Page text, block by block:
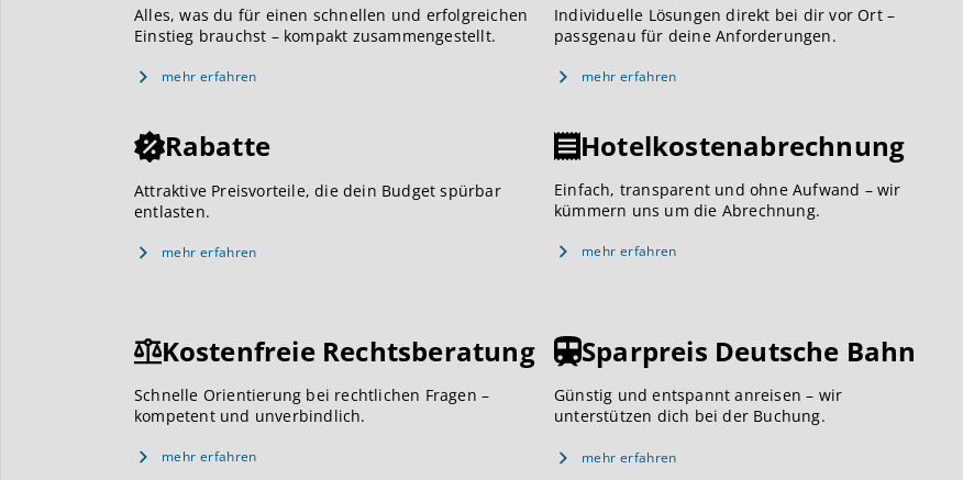
Alles, was du für einen schnellen und erfolgreichen
Einstieg brauchst – kompakt zusammengestellt.
mehr erfahren
Individuelle Lösungen direkt bei dir vor Ort –
passgenau für deine Anforderungen.
mehr erfahren
Rabatte
Attraktive Preisvorteile, die dein Budget spürbar
entlasten.
mehr erfahren
Hotelkostenabrechnung
Einfach, transparent und ohne Aufwand – wir
kümmern uns um die Abrechnung.
mehr erfahren
Kostenfreie Rechtsberatung
Schnelle Orientierung bei rechtlichen Fragen –
kompetent und unverbindlich.
mehr erfahren
Sparpreis Deutsche Bahn
Günstig und entspannt anreisen – wir
unterstützen dich bei der Buchung.
mehr erfahren